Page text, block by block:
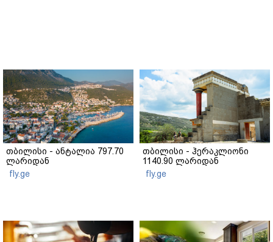
თბილისი - ანტალია 797.70
ლარიდან
fly.ge
თბილისი - ჰერაკლიონი
1140.90 ლარიდან
fly.ge